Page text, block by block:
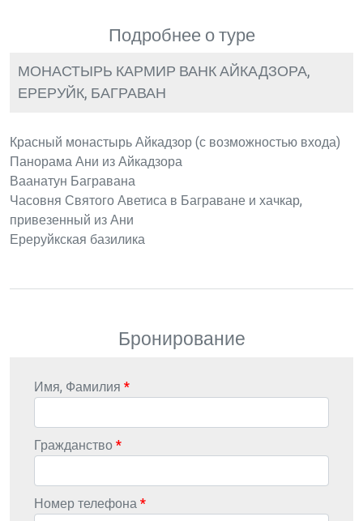
Подробнее о туре
МОНАСТЫРЬ КАРМИР ВАНК АЙКАДЗОРА,
ЕРЕРУЙК, БАГРАВАН
Красный монастырь Айкадзор (с возможностью входа)
Панорама Ани из Айкадзора
Ваанатун Багравана
Часовня Святого Аветиса в Баграване и хачкар,
привезенный из Ани
Ереруйкская базилика
Бронирование
Имя, Фамилия
Гражданство
Номер телефона